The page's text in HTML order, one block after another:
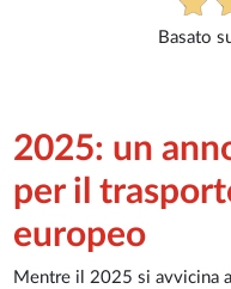
2025: un
per il
europeo
Mentre il 2025 si avvicina